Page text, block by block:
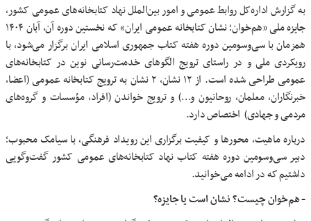
به گزارش‌ اداره‌کل روابط عمومی و امور بین‌الملل نهاد کتابخانه‌های عمومی کشور،
جایزه ملی «هم‌خوان؛ نشان کتابخانه عمومی ایران» که نخستین دوره آن، آبان ۱۴۰۴
همزمان با سی‌وسومین دوره هفته کتاب جمهوری اسلامی ایران برگزار می‌شود، با
رویکردی ملی و در راستای ترویج الگوهای خدمت‌رسانی نوین در کتابخانه‌های
عمومی طراحی شده است. از ۱۲ نشان، ۲ نشان به ترویج کتابخانه عمومی (اعضا،
خبرنگاران، معلمان، روحانیون و…) و ترویج خواندن (افراد، مؤسسات و گروه‌های
مردمی و جهادی) اختصاص دارد.
درباره ماهیت، محورها و کیفیت برگزاری این رویداد فرهنگی، با سیامک محبوب؛
دبیر سی‌وسومین دوره هفته کتاب نهاد کتابخانه‌های عمومی کشور گفت‌وگویی
داشتیم که در ادامه می‌خوانید.
- هم‌خوان چیست؟ نشان است یا جایزه؟